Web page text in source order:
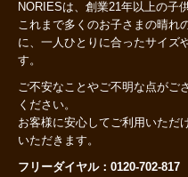
NORIESは、創業21年以上の子
これまで多くのお子さまの晴れ
に、一人ひとりに合ったサイズ
す。
ご不安なことやご不明な点がご
ください。
お客様に安心してご利用いただ
いただきます。
フリーダイヤル：0120-702-817